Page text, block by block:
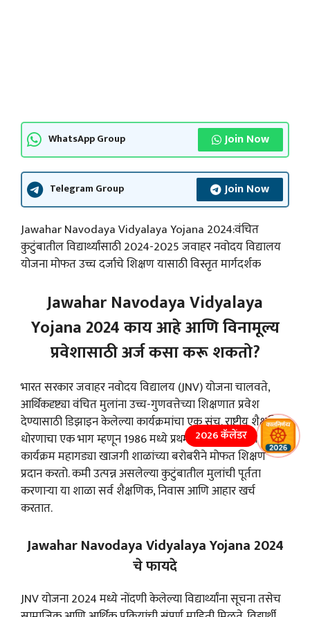
WhatsApp Group Join Now
Telegram Group Join Now
Jawahar Navodaya Vidyalaya Yojana 2024:वंचित
कुटुंबातील विद्यार्थ्यांसाठी 2024-2025 जवाहर नवोदय विद्यालय
योजना मोफत उच्च दर्जाचे शिक्षण यासाठी विस्तृत मार्गदर्शक
Jawahar Navodaya Vidyalaya
Yojana 2024 काय आहे आणि विनामूल्य
प्रवेशासाठी अर्ज कसा करू शकतो?
भारत सरकार जवाहर नवोदय विद्यालय (JNV) योजना चालवते,
आर्थिकदृष्ट्या वंचित मुलांना उच्च-गुणवत्तेच्या शिक्षणात प्रवेश
देण्यासाठी डिझाइन केलेल्या कार्यक्रमांचा एक संच. राष्ट्रीय शैक्षणिक
धोरणाचा एक भाग म्हणून 1986 मध्ये प्रथम सादर केलेला हा
कार्यक्रम महागड्या खाजगी शाळांच्या बरोबरीने मोफत शिक्षण
प्रदान करतो. कमी उत्पन्न असलेल्या कुटुंबातील मुलांची पूर्तता
करणाऱ्या या शाळा सर्व शैक्षणिक, निवास आणि आहार खर्च
करतात.
Jawahar Navodaya Vidyalaya Yojana 2024
चे फायदे
JNV योजना 2024 मध्ये नोंदणी केलेल्या विद्यार्थ्यांना सूचना तसेच
2026 कॅलेंडर